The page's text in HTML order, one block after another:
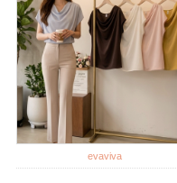
evaviva